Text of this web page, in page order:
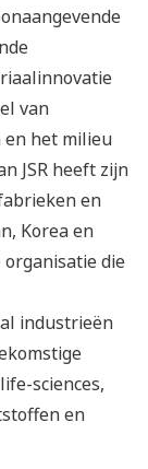
van
en het milieu
JSR heeft zijn
en
Korea en
organisatie die
industrieën
sciences,
en